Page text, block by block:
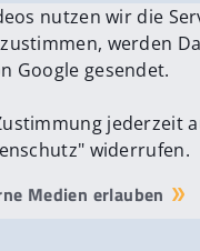
nutzen wir die
werden
Google gesendet.
jederzeit
widerrufen.
Medien erlauben